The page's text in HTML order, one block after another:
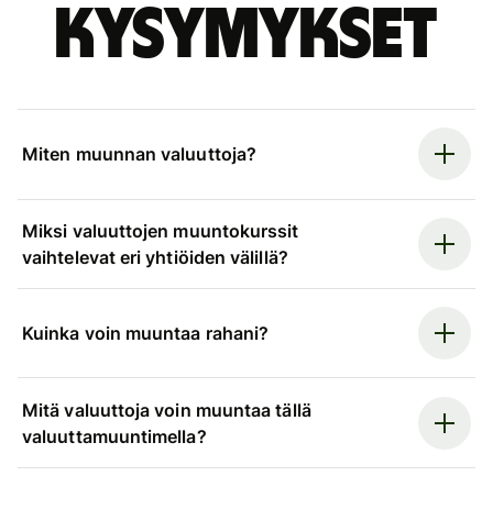
kysymykset
Miten muunnan valuuttoja?
Miksi valuuttojen muuntokurssit
vaihtelevat eri yhtiöiden välillä?
Kuinka voin muuntaa rahani?
Mitä valuuttoja voin muuntaa tällä
valuuttamuuntimella?